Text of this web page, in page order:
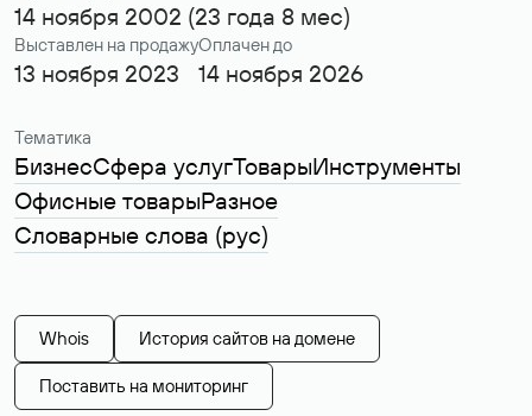
14 ноября 2002 (23 года 8 мес)
Выставлен на продажу
13 ноября 2023
Оплачен до
14 ноября 2026
Тематика
БизнесСфера услугТоварыИнструменты
Офисные товарыРазное
Словарные слова (рус)
Whois История сайтов на домене
Поставить на мониторинг